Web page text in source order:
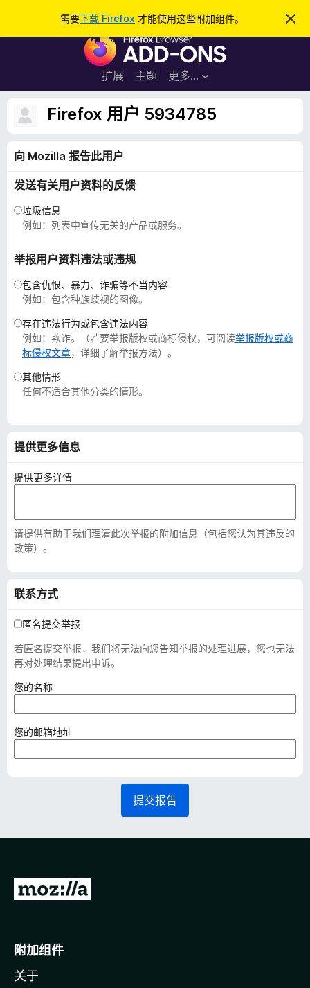
需要下载 Firefox 才能使用这些附加组件。
忽
此
F
r
e
f
o
加
扩展 主题 更多…
登录
Firefox 用户 5934785
向 Mozilla 报告此用户
发送有关用户资料的反馈
垃圾信息
例如：列表中宣传无关的产品或服务。
举报用户资料违法或违规
包含仇恨、暴力、诈骗等不当内容
例如：包含种族歧视的图像。
存在违法行为或包含违法内容
例如：欺诈。（若要举报版权或商标侵权，可阅读举报版权或商
标侵权文章，详细了解举报方法）。
其他情形
任何不适合其他分类的情形。
提供更多信息
提供更多详情
请提供有助于我们理清此次举报的附加信息（包括您认为其违反的
政策）。
联系方式
匿名提交举报
若匿名提交举报，我们将无法向您告知举报的处理进展，您也无法
再对处理结果提出申诉。
您的名称（
填
）
您的邮箱地址（
填
提交报告
转
o
i
附加组件
关于